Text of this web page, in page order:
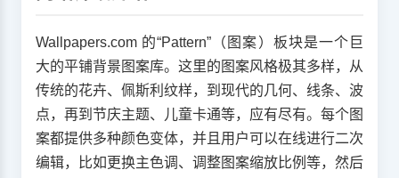
Wallpapers.com 的“Pattern”（图案）板块是一个巨
大的平铺背景图案库。这里的图案风格极其多样，从
传统的花卉、佩斯利纹样，到现代的几何、线条、波
点，再到节庆主题、儿童卡通等，应有尽有。每个图
案都提供多种颜色变体，并且用户可以在线进行二次
编辑，比如更换主色调、调整图案缩放比例等，然后